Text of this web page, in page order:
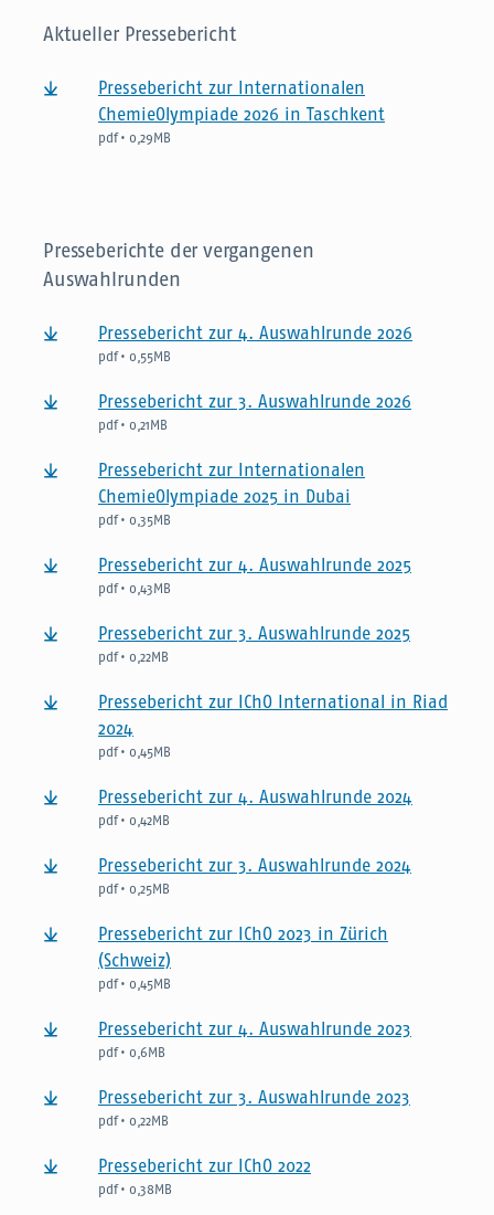
Aktueller Pressebericht
Pressebericht zur Internationalen
ChemieOlympiade 2026 in Taschkent
pdf • 0,29MB
Presseberichte der vergangenen
Auswahlrunden
Pressebericht zur 4. Auswahlrunde 2026
pdf • 0,55MB
Pressebericht zur 3. Auswahlrunde 2026
pdf • 0,21MB
Pressebericht zur Internationalen
ChemieOlympiade 2025 in Dubai
pdf • 0,35MB
Pressebericht zur 4. Auswahlrunde 2025
pdf • 0,43MB
Pressebericht zur 3. Auswahlrunde 2025
pdf • 0,22MB
Pressebericht zur IChO International in Riad
2024
pdf • 0,45MB
Pressebericht zur 4. Auswahlrunde 2024
pdf • 0,42MB
Pressebericht zur 3. Auswahlrunde 2024
pdf • 0,25MB
Pressebericht zur IChO 2023 in Zürich
(Schweiz)
pdf • 0,45MB
Pressebericht zur 4. Auswahlrunde 2023
pdf • 0,6MB
Pressebericht zur 3. Auswahlrunde 2023
pdf • 0,22MB
Pressebericht zur IChO 2022
pdf • 0,38MB